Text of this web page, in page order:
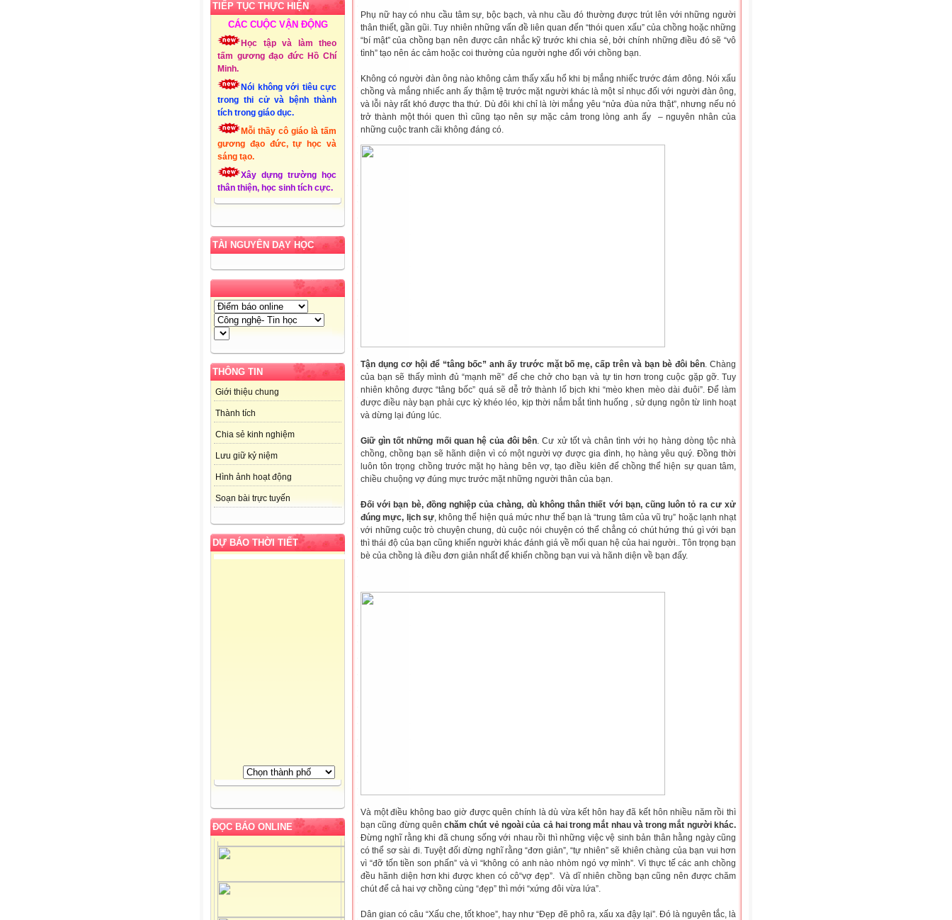
Chuyên môn: Lớp 1
Địa chỉ: Xuân Quang 3 -
Đồng Xuân - Phú Yên
Liên hệ Email:
mttthuy.th.xquang3.dx@phuyen.edu.vn.
ĐT:
Lập Website: 15/10/2011
TIẾP TỤC THỰC HIỆN
CÁC CUỘC VẬN ĐỘNG
Học tập và làm theo
tấm gương đạo đức Hồ Chí
Minh.
Nói không với tiêu cực
trong thi cử và bệnh thành
tích trong giáo dục.
Mỗi thầy cô giáo là tấm
gương đạo đức, tự học và
sáng tạo.
Xây dựng trường học
thân thiện, học sinh tích cực.
TÀI NGUYÊN DẠY HỌC
THÔNG TIN
Giới thiệu chung
Thành tích
Chia sẻ kinh nghiệm
Lưu giữ kỷ niệm
Hình ảnh hoạt động
Soạn bài trực tuyến
DỰ BÁO THỜI TIẾT
ĐỌC BÁO ONLINE
Phụ nữ hay có nhu cầu tâm sự, bộc bạch, và nhu cầu đó thường được trút lên với những người
thân thiết, gần gũi. Tuy nhiên những vấn đề liên quan đến “thói quen xấu” của chồng hoặc những
“bí mật” của chồng bạn nên được cân nhắc kỹ trước khi chia sẻ, bởi chính những điều đó sẽ “vô
tình” tạo nên ác cảm hoặc coi thường của người nghe đối với chồng bạn.
Không có người đàn ông nào không cảm thấy xấu hổ khi bị mắng nhiếc trước đám đông. Nói xấu
chồng và mắng nhiếc anh ấy thậm tệ trước mặt người khác là một sỉ nhục đối với người đàn ông,
và lỗi này rất khó được tha thứ. Dù đôi khi chỉ là lời mắng yêu “nửa đùa nửa thật”, nhưng nếu nó
trở thành một thói quen thì cũng tạo nên sự mặc cảm trong lòng anh ấy – nguyên nhân của
những cuộc tranh cãi không đáng có.
Tận dụng cơ hội để “tâng bốc” anh ấy trước mặt bố mẹ, cấp trên và bạn bè đôi bên. Chàng
của bạn sẽ thấy mình đủ “mạnh mẽ” để che chở cho bạn và tự tin hơn trong cuộc gặp gỡ. Tuy
nhiên không được “tâng bốc” quá sẽ dễ trở thành lố bịch khi “mèo khen mèo dài đuôi”. Để làm
được điều này bạn phải cực kỳ khéo léo, kịp thời nắm bắt tình huống , sử dụng ngôn từ linh hoạt
và dừng lại đúng lúc.
Giữ gìn tốt những mối quan hệ của đôi bên. Cư xử tốt và chân tình với họ hàng dòng tộc nhà
chồng, chồng bạn sẽ hãnh diện vì có một người vợ được gia đình, họ hàng yêu quý. Đồng thời
luôn tôn trọng chồng trước mặt họ hàng bên vợ, tạo điều kiên để chồng thể hiện sự quan tâm,
chiều chuộng vợ đúng mực trước mặt những người thân của bạn.
Đối với bạn bè, đồng nghiệp của chàng, dù không thân thiết với bạn, cũng luôn tỏ ra cư xử
đúng mực, lịch sự, không thể hiện quá mức như thể bạn là “trung tâm của vũ trụ” hoặc lạnh nhạt
với những cuộc trò chuyện chung, dù cuộc nói chuyện có thể chẳng có chút hứng thú gì với bạn
thì thái độ của bạn cũng khiến người khác đánh giá về mối quan hệ của hai người.. Tôn trọng bạn
bè của chồng là điều đơn giản nhất để khiến chồng bạn vui và hãnh diện về bạn đấy.
Và một điều không bao giờ được quên chính là dù vừa kết hôn hay đã kết hôn nhiều năm rồi thì
bạn cũng đừng quênchăm chút vẻ ngoài của cả hai trong mắt nhau và trong mắt người khác.
Đừng nghĩ rằng khi đã chung sống với nhau rồi thì những việc vệ sinh bản thân hằng ngày cũng
có thể sơ sài đi. Tuyệt đối đừng nghĩ rằng “đơn giản”, “tự nhiên” sẽ khiên chàng của bạn vui hơn
vì “đỡ tốn tiền son phấn” và vì “không có anh nào nhòm ngó vợ mình”. Vì thực tế các anh chồng
đều hãnh diện hơn khi được khen có cô“vợ đẹp”. Và dĩ nhiên chồng bạn cũng nên được chăm
chút để cả hai vợ chồng cùng “đẹp” thì mới “xứng đôi vừa lứa”.
Dân gian có câu “Xấu che, tốt khoe”, hay như “Đẹp đẽ phô ra, xấu xa đậy lại”. Đó là nguyên tắc, là